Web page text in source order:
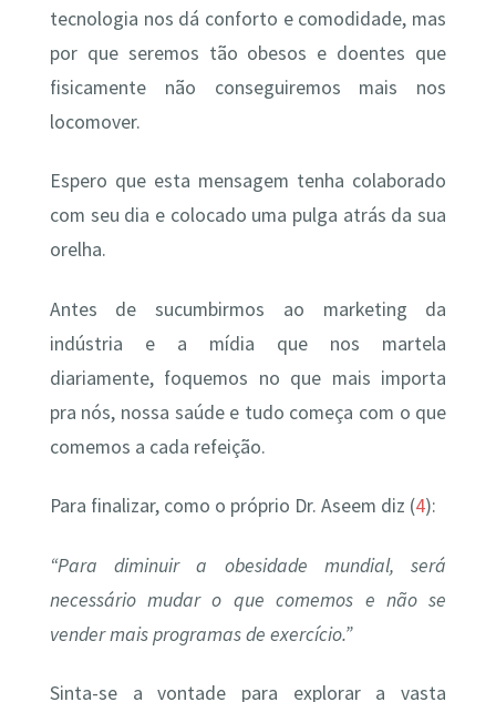
tecnologia nos dá conforto e comodidade, mas
por que seremos tão obesos e doentes que
fisicamente não conseguiremos mais nos
locomover.
Espero que esta mensagem tenha colaborado
com seu dia e colocado uma pulga atrás da sua
orelha.
Antes de sucumbirmos ao marketing da
indústria e a mídia que nos martela
diariamente, foquemos no que mais importa
pra nós, nossa saúde e tudo começa com o que
comemos a cada refeição.
Para finalizar, como o próprio Dr. Aseem diz (4):
“Para diminuir a obesidade mundial, será
necessário mudar o que comemos e não se
vender mais programas de exercício.”
Sinta-se a vontade para explorar a vasta